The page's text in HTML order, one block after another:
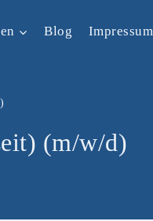
Blog Impressum
(m/w/d)